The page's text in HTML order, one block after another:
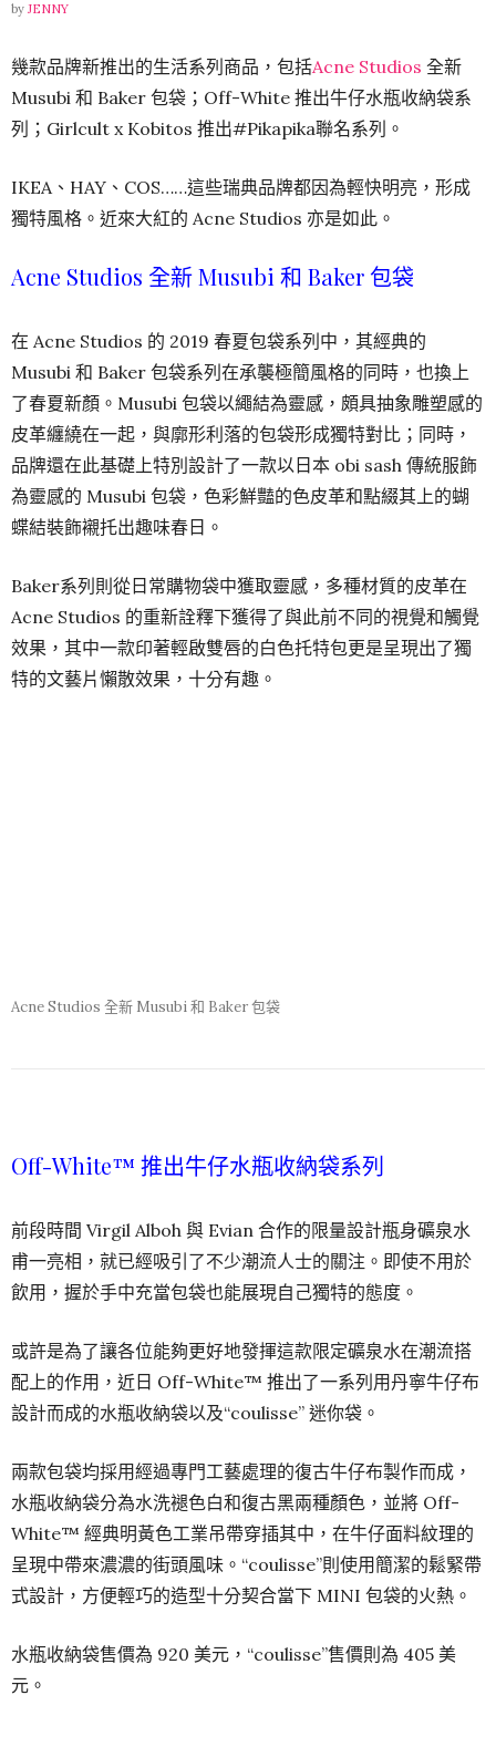
by JENNY
幾款品牌新推出的生活系列商品，包括Acne Studios 全新
Musubi 和 Baker 包袋；Off-White 推出牛仔水瓶收納袋系
列；Girlcult x Kobitos 推出#Pikapika聯名系列。
IKEA、HAY、COS……這些瑞典品牌都因為輕快明亮，形成
獨特風格。近來大紅的 Acne Studios 亦是如此。
Acne Studios 全新 Musubi 和 Baker 包袋
在 Acne Studios 的 2019 春夏包袋系列中，其經典的
Musubi 和 Baker 包袋系列在承襲極簡風格的同時，也換上
了春夏新顏。Musubi 包袋以繩結為靈感，頗具抽象雕塑感的
皮革纏繞在一起，與廓形利落的包袋形成獨特對比；同時，
品牌還在此基礎上特別設計了一款以日本 obi sash 傳統服飾
為靈感的 Musubi 包袋，色彩鮮豔的色皮革和點綴其上的蝴
蝶結裝飾襯托出趣味春日。
Baker系列則從日常購物袋中獲取靈感，多種材質的皮革在
Acne Studios 的重新詮釋下獲得了與此前不同的視覺和觸覺
效果，其中一款印著輕啟雙唇的白色托特包更是呈現出了獨
特的文藝片懶散效果，十分有趣。
Acne Studios 全新 Musubi 和 Baker 包袋
Off-White™ 推出牛仔水瓶收納袋系列
前段時間 Virgil Alboh 與 Evian 合作的限量設計瓶身礦泉水
甫一亮相，就已經吸引了不少潮流人士的關注。即使不用於
飲用，握於手中充當包袋也能展現自己獨特的態度。
或許是為了讓各位能夠更好地發揮這款限定礦泉水在潮流搭
配上的作用，近日 Off-White™ 推出了一系列用丹寧牛仔布
設計而成的水瓶收納袋以及“coulisse” 迷你袋。
兩款包袋均採用經過專門工藝處理的復古牛仔布製作而成，
水瓶收納袋分為水洗褪色白和復古黑兩種顏色，並將 Off-
White™ 經典明黃色工業吊帶穿插其中，在牛仔面料紋理的
呈現中帶來濃濃的街頭風味。“coulisse”則使用簡潔的鬆緊帶
式設計，方便輕巧的造型十分契合當下 MINI 包袋的火熱。
水瓶收納袋售價為 920 美元，“coulisse”售價則為 405 美
元。